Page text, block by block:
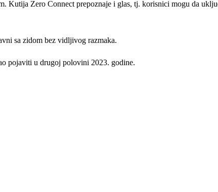
Kutija Zero Connect prepoznaje i glas, tj. korisnici mogu da
sa zidom bez vidljivog razmaka.
pojaviti u drugoj polovini 2023. godine.